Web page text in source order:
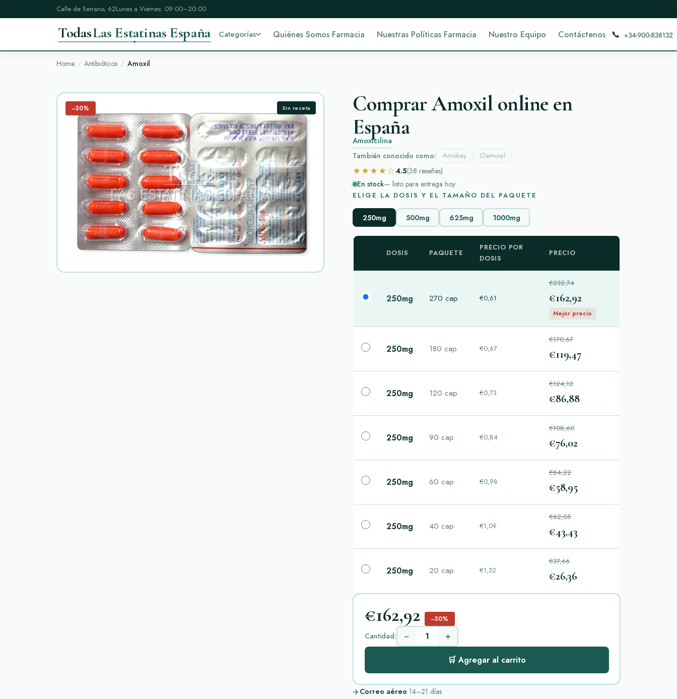
Calle de Serrano, 62Lunes a Viernes: 09:00–20:00
TodasLas Estatinas España Categorías Quiénes Somos Farmacia Nuestras Políticas Farmacia Nuestro Equipo Contáctenos 📞
Home Antibióticos Amoxil
−30% Sin receta
Comprar Amoxil online en
España
Amoxicilina
También conocido como: Amobay Clamoxyl
★★★★☆4.5(38 reseñas)
En stock— listo para entrega hoy
ELIGE LA DOSIS Y EL TAMAÑO DEL PAQUETE
250mg 500mg 625mg 1000mg
DOSIS PAQUETE
PRECIO POR
DOSIS
PRECIO
250mg 270 cap €0,61
€232,74
€162,92
Mejor precio
250mg 180 cap €0,67
€170,67
€119,47
250mg 120 cap €0,73
€124,12
€86,88
250mg 90 cap €0,84
€108,60
€76,02
250mg 60 cap €0,98
€84,22
€58,95
250mg 40 cap €1,09
€62,05
€43,43
250mg 20 cap €1,32
€37,66
€26,36
€162,92 −30%
Cantidad: − +
🛒 Agregar al carrito
✈️Correo aéreo 14–21 días